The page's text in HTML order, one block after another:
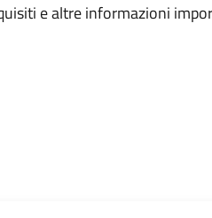
e altre informazioni